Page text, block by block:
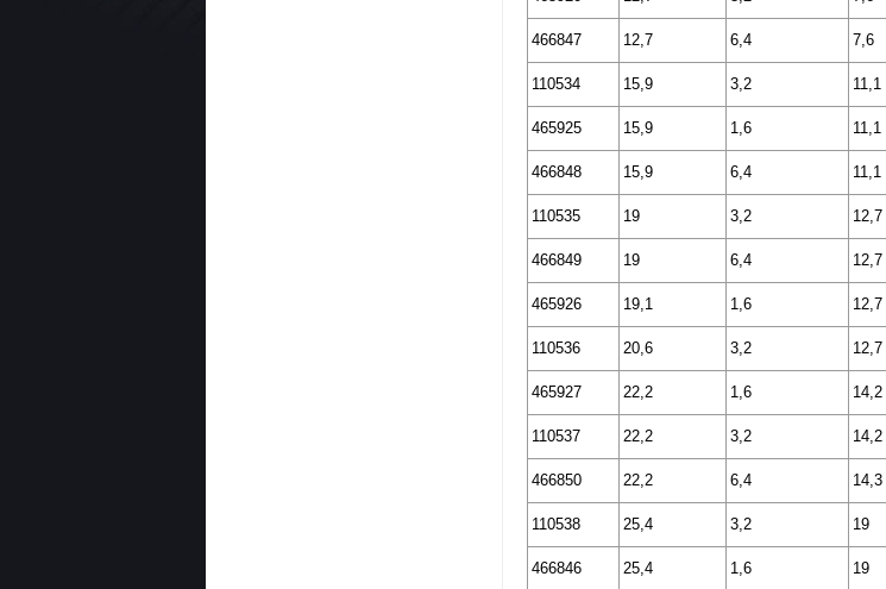
466847
12,7 6,4 7,6
110534
15,9 3,2 11,1
465925
15,9 1,6 11,1
466848
15,9 6,4 11,1
110535
19 3,2 12,7
466849
19 6,4 12,7
465926
19,1 1,6 12,7
110536
20,6 3,2 12,7
465927
22,2 1,6 14,2
110537
22,2 3,2 14,2
466850
22,2 6,4 14,3
110538
25,4 3,2 19
466846
25,4 1,6 19